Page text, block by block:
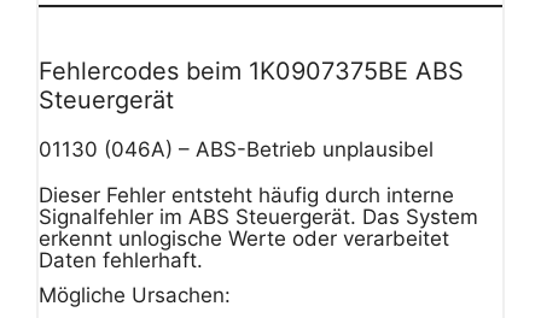
Fehlercodes beim 1K0907375BE ABS
Steuergerät
01130 (046A) – ABS-Betrieb unplausibel
Dieser Fehler entsteht häufig durch interne
Signalfehler im ABS Steuergerät. Das System
erkennt unlogische Werte oder verarbeitet
Daten fehlerhaft.
Mögliche Ursachen: